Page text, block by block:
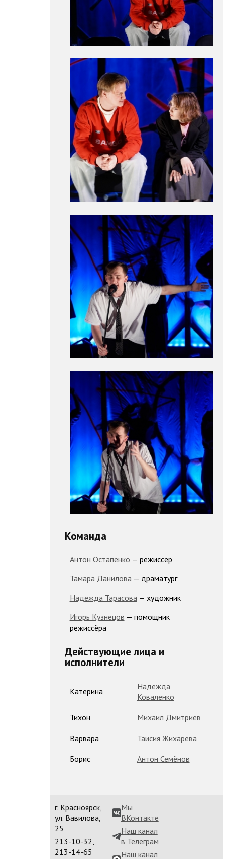
Команда
Антон Остапенко — режиссер
Тамара Данилова — драматург
Надежда Тарасова— художник
Игорь Кузнецов — помощник
режиссёра
Действующие лица и
исполнители
Катерина
Надежда
Коваленко
Тихон Михаил Дмитриев
Варвара Таисия Жихарева
Борис Антон Семёнов
г. Красноярск,
ул. Вавилова,
25
213-10-32,
213-14-65
Мы
ВКонтакте
Наш канал
в Телеграм
Наш канал